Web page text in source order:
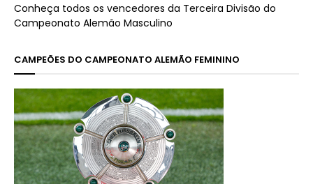
Conheça todos os vencedores da Terceira Divisão do
Campeonato Alemão Masculino
CAMPEÕES DO CAMPEONATO ALEMÃO FEMININO